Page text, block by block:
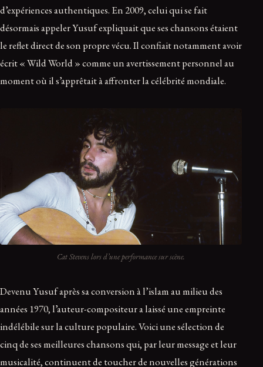
d’expériences authentiques. En 2009, celui qui se fait
désormais appeler Yusuf expliquait que ses chansons étaient
le reflet direct de son propre vécu. Il confiait notamment avoir
écrit « Wild World » comme un avertissement personnel au
moment où il s’apprêtait à affronter la célébrité mondiale.
Cat Stevens lors d’une performance sur scène.
Devenu Yusuf après sa conversion à l’islam au milieu des
années 1970, l’auteur-compositeur a laissé une empreinte
indélébile sur la culture populaire. Voici une sélection de
cinq de ses meilleures chansons qui, par leur message et leur
musicalité, continuent de toucher de nouvelles générations